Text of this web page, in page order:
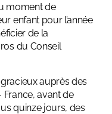
moment de
enfant pour l’année
de la
du Conseil
auprès des
France, avant de
quinze jours, des